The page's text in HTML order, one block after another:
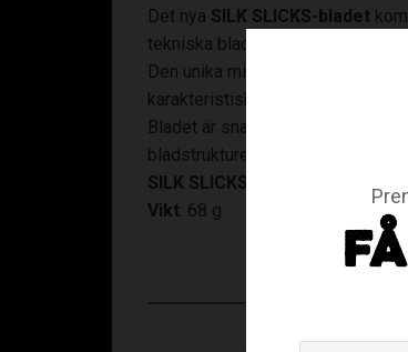
Det nya SILK SLICKS-bladet
tekniska blad någonsin.
Den unika mixen av
karakteristiska bollkänslan som
Bladet är snabbt, smidigt och
bladstrukturen och den
SILK SLICKS – för spelare
Vikt: 68 g